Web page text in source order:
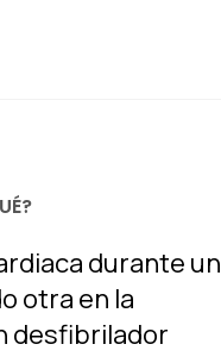
durante un
otra en la
desfibrilador